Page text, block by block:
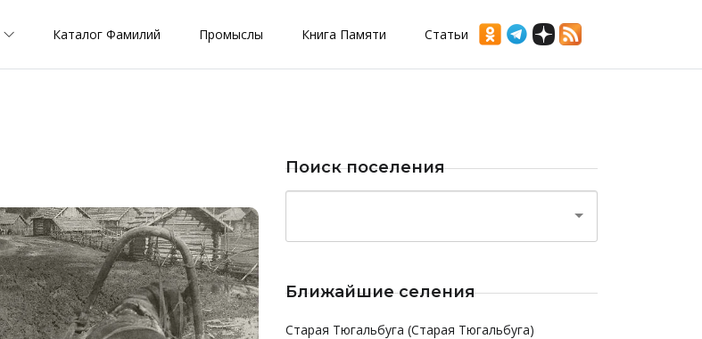
Каталог Фамилий Промыслы Книга Памяти Статьи
Поиск поселения
Ближайшие селения
Старая Тюгальбуга (Старая Тюгальбуга)